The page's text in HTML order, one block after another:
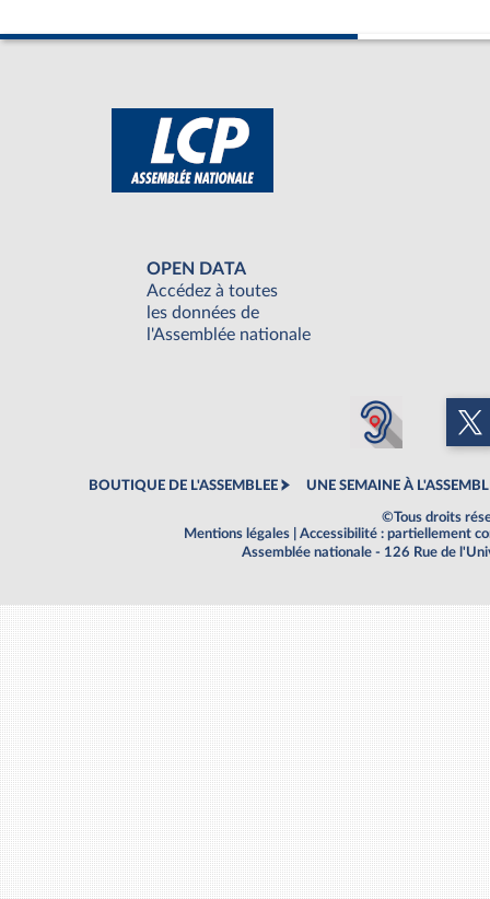
OPEN DATA
Accédez à toutes
les données de
l'Assemblée nationale
BOUTIQUE DE L'ASSEMBLEE UNE SEMAINE À
©Tous droits
Mentions légales
Accessibilité : partiellement
Assemblée nationale - 126 Rue de